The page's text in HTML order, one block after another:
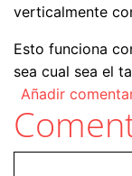
verticalmente
Esto funciona
sea cual sea el
Añadir